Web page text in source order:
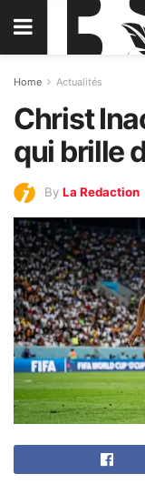
Home Actualités
Christ
qui brille
By La Redaction